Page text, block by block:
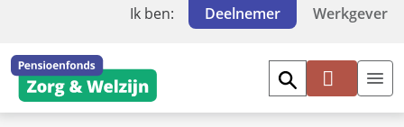
Ik ben: Deelnemer Werkgever
Mi